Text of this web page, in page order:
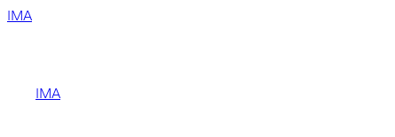
IMA
IMA